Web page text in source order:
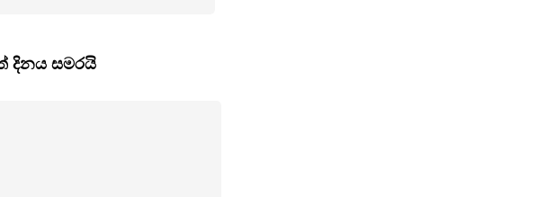
දිනය සමරයි